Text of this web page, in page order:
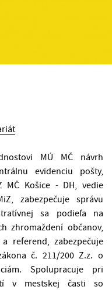
MÚ MČ návrh
evidenciu pošty,
MČ Košice - DH, vedie
zabezpečuje správu
sa podieľa na
zhromaždení občanov,
referend, zabezpečuje
č. 211/200 Z.z. o
Spolupracuje pri
v mestskej časti so